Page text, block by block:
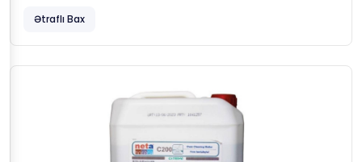
Ətraflı Bax